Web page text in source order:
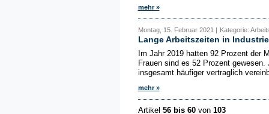
mehr »
Montag, 15. Februar 2021 | Kategorie:
Lange Arbeitszeiten in
Im Jahr 2019 hatten 92 Prozent der
Frauen sind es 52 Prozent
insgesamt häufiger vertraglich
mehr »
Artikel 56 bis 60von 103